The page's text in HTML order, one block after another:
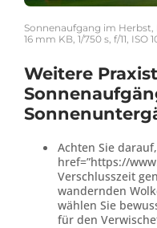
Sonnenaufgang im Herbst,
16 mm KB, 1/750 s, f/11, ISO
Weitere
Achten Sie
href=”https://
Verschlusszeit
wandernden
wählen Sie
für den